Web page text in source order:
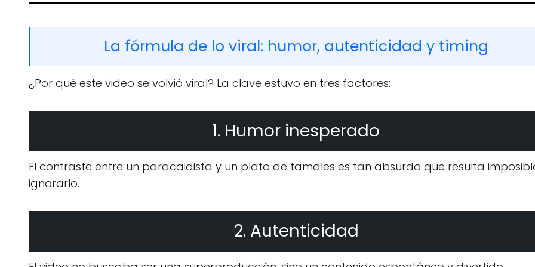
La fórmula de lo viral: humor, autenticidad y timing
¿Por qué este video se volvió viral? La clave estuvo en tres factores:
1. Humor inesperado
El contraste entre un paracaidista y un plato de tamales es tan absurdo que resulta
ignorarlo.
2. Autenticidad